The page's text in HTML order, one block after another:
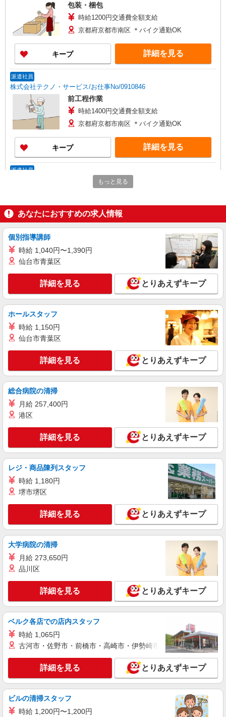
包装・梱包
時給1200円交通費全額支給
京都府京都市南区 ＊バイク通勤OK
キープ 詳細を見る
派遣社員
株式会社テクノ・サービス/お仕事No/0910846
前工程作業
時給1400円交通費全額支給
京都府京都市南区 ＊バイク通勤OK
キープ 詳細を見る
派遣社員
株式会社テクノ・サービス/お仕事No/0827222
時給1700円交通費全額支給
京都府京都市南区 ＊車・バイク通勤OK
詳細を見る
派遣社員
株式会社テクノ・サービス/お仕事No/0830408
洗浄・塗装作業など
時給1500円交通費全額支給
京都府京都市南区 ＊車・バイク通勤OK
キープ 詳細を見る
パーソルエクセルHRパートナーズ株式会社
京都府京都市南区／最寄駅：竹田（京都府）駅
★自転車・バイク・車通勤OK！バス停『鳥羽大橋
キープ 詳細を見る
派遣社員
株式会社オファー
京都市南区
キープ 詳細を見る
派遣社員
パーソルエクセルHRパートナーズ株式会社
時給1,350円 ※当社規定あり
京都府京都市南区／最寄駅：桂川（京都府）
駅、上鳥羽口駅 ★自転車・バイク・車通勤OK！
バス停『吉祥院池田町』スグ★ ≪車通勤可≫
キープ 詳細を見る
パーソルエクセルHRパートナーズ株式会社
洗車のオシゴト
時給1,450円 ※当社規定あり
京都府京都市南区／最寄駅：上鳥羽口駅、竹田
（京都府）駅 ★自転車・バイク・車通勤OK★ ≪
もっと見る
あなたにおすすめの求人情報
個別指導講師
時給 1,040円〜1,390円
仙台市青葉区
詳細を見る とりあえずキープ
ホールスタッフ
時給 1,150円
仙台市青葉区
詳細を見る とりあえずキープ
総合病院の清掃
月給 257,400円
港区
詳細を見る とりあえずキープ
レジ・商品陳列スタッフ
時給 1,180円
堺市堺区
詳細を見る とりあえずキープ
大学病院の清掃
月給 273,650円
品川区
詳細を見る とりあえずキープ
ベルク各店での店内スタッフ
時給 1,065円
古河市・佐野市・前橋市・高崎市・伊勢崎市・太田市・館林市
詳細を見る とりあえずキープ
ビルの清掃スタッフ
時給 1,200円〜1,200円